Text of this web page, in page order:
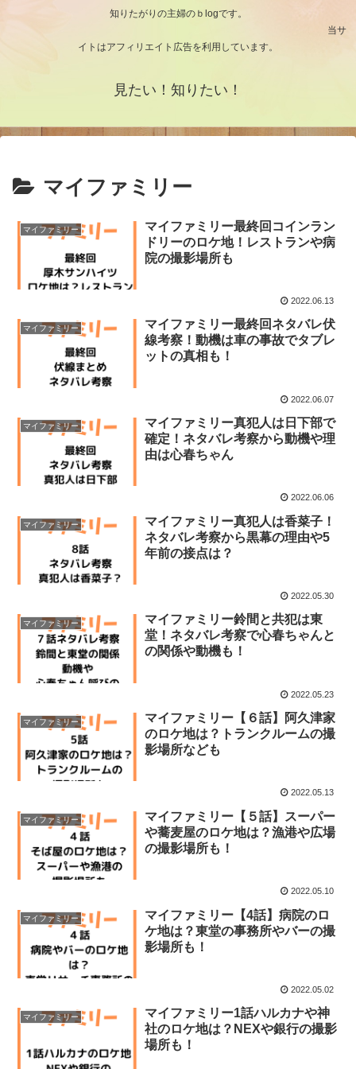
知りたがりの主婦のｂlogです。
当サ
イトはアフィリエイト広告を利用しています。
見たい！知りたい！
マイファミリー
マイファミリー
マイファミリー最終回コインラン
ドリーのロケ地！レストランや病
院の撮影場所も
2022.06.13
マイファミリー
マイファミリー最終回ネタバレ伏
線考察！動機は車の事故でタブレ
ットの真相も！
2022.06.07
マイファミリー
マイファミリー真犯人は日下部で
確定！ネタバレ考察から動機や理
由は心春ちゃん
2022.06.06
マイファミリー
マイファミリー真犯人は香菜子！
ネタバレ考察から黒幕の理由や5
年前の接点は？
2022.05.30
マイファミリー
マイファミリー鈴間と共犯は東
堂！ネタバレ考察で心春ちゃんと
の関係や動機も！
2022.05.23
マイファミリー
マイファミリー【６話】阿久津家
のロケ地は？トランクルームの撮
影場所なども
2022.05.13
マイファミリー
マイファミリー【５話】スーパー
や蕎麦屋のロケ地は？漁港や広場
の撮影場所も！
2022.05.10
マイファミリー
マイファミリー【4話】病院のロ
ケ地は？東堂の事務所やバーの撮
影場所も！
2022.05.02
マイファミリー
マイファミリー1話ハルカナや神
社のロケ地は？NEXや銀行の撮影
場所も！